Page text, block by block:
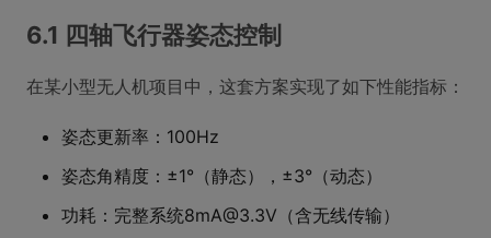
6.1 四轴飞行器姿态控制
在某小型无人机项目中，这套方案实现了如下性能指标：
姿态更新率：100Hz
姿态角精度：±1°（静态），±3°（动态）
功耗：完整系统8mA@3.3V（含无线传输）